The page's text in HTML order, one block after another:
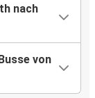
nach
von